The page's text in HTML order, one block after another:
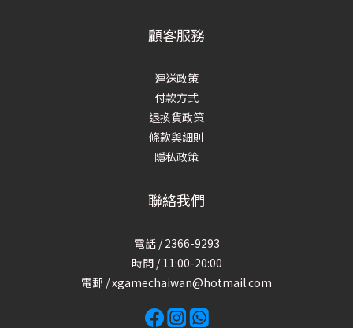
顧客服務
運送政策
付款方式
退換貨政策
條款與細則
隱私政策
聯絡我們
電話 / 2366-9293
時間 / 11:00-20:00
電郵 / xgamechaiwan@hotmail.com